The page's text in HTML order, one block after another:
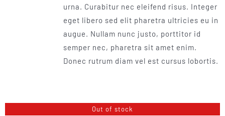
urna. Curabitur nec eleifend risus. Integer
eget libero sed elit pharetra ultricies eu in
augue. Nullam nunc justo, porttitor id
semper nec, pharetra sit amet enim.
Donec rutrum diam vel est cursus lobortis.
Out of stock